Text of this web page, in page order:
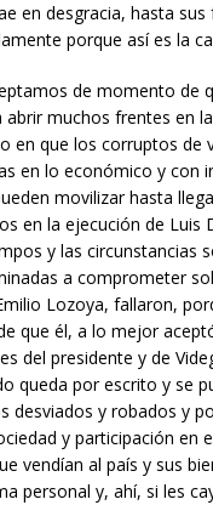
en desgracia, hasta sus
porque así es la
de momento de
muchos frentes en
en que los corruptos de
en lo económico y con
movilizar hasta
en la ejecución de Luis
y las circunstancias
a comprometer
Lozoya, fallaron,
que él, a lo mejor
del presidente y de
queda por escrito y se
desviados y robados y
y participación en
vendían al país y sus
personal y, ahí, si les